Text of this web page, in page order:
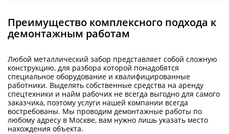
Преимущество комплексного подхода к
демонтажным работам
Любой металлический забор представляет собой сложную
конструкцию, для разбора которой понадобятся
специальное оборудование и квалифицированные
работники. Выделять собственные средства на аренду
спецтехники и найм рабочих не всегда выгодно для самого
заказчика, поэтому услуги нашей компании всегда
востребованы. Мы проводим демонтажные работы по
любому адресу в Москве, вам нужно лишь указать место
нахождения объекта.